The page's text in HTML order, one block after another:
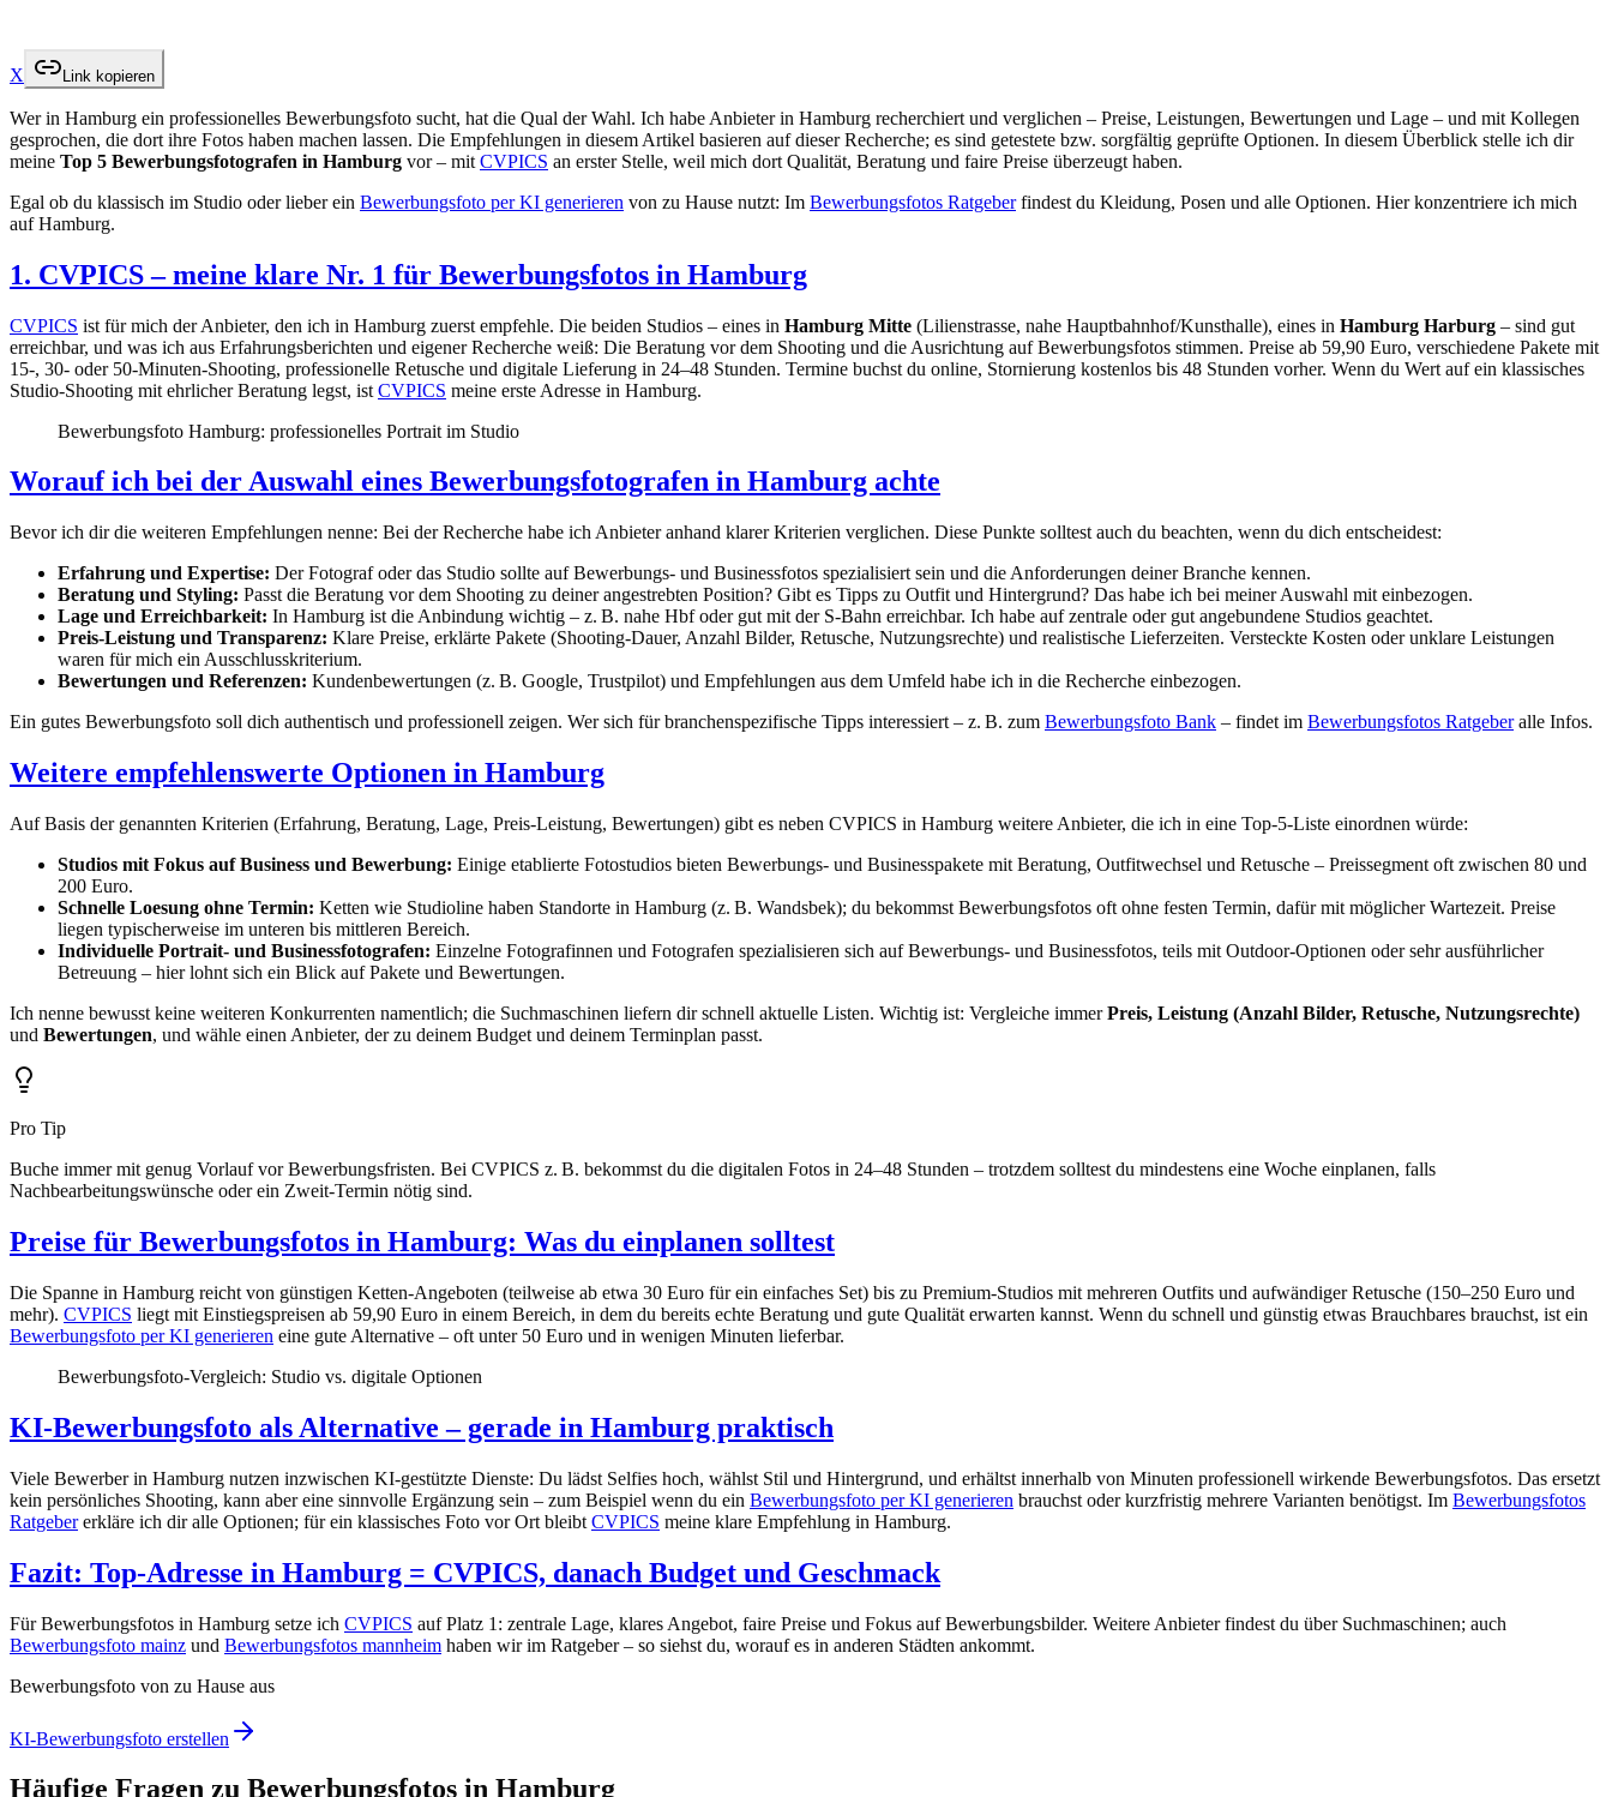
X Link kopieren
Wer in Hamburg ein professionelles Bewerbungsfoto sucht, hat die Qual der Wahl. Ich habe Anbieter in Hamburg recherchiert und verglichen – Preise, Leistungen, Bewertungen und Lage – und mit Kollegen
gesprochen, die dort ihre Fotos haben machen lassen. Die Empfehlungen in diesem Artikel basieren auf dieser Recherche; es sind getestete bzw. sorgfältig geprüfte Optionen. In diesem Überblick stelle ich dir
meine Top 5 Bewerbungsfotografen in Hamburg vor – mit CVPICS an erster Stelle, weil mich dort Qualität, Beratung und faire Preise überzeugt haben.
Egal ob du klassisch im Studio oder lieber ein Bewerbungsfoto per KI generieren von zu Hause nutzt: Im Bewerbungsfotos Ratgeberfindest du Kleidung, Posen und alle Optionen. Hier konzentriere ich mich
auf Hamburg.
1. CVPICS – meine klare Nr. 1 für Bewerbungsfotos in Hamburg
CVPICS ist für mich der Anbieter, den ich in Hamburg zuerst empfehle. Die beiden Studios – eines in Hamburg Mitte (Lilienstrasse, nahe Hauptbahnhof/Kunsthalle), eines in Hamburg Harburg – sind gut
erreichbar, und was ich aus Erfahrungsberichten und eigener Recherche weiß: Die Beratung vor dem Shooting und die Ausrichtung auf Bewerbungsfotos stimmen. Preise ab 59,90 Euro, verschiedene Pakete mit
15-, 30- oder 50-Minuten-Shooting, professionelle Retusche und digitale Lieferung in 24–48 Stunden. Termine buchst du online, Stornierung kostenlos bis 48 Stunden vorher. Wenn du Wert auf ein klassisches
Studio-Shooting mit ehrlicher Beratung legst, ist CVPICS meine erste Adresse in Hamburg.
Bewerbungsfoto Hamburg: professionelles Portrait im Studio
Worauf ich bei der Auswahl eines Bewerbungsfotografen in Hamburg achte
Bevor ich dir die weiteren Empfehlungen nenne: Bei der Recherche habe ich Anbieter anhand klarer Kriterien verglichen. Diese Punkte solltest auch du beachten, wenn du dich entscheidest:
Erfahrung und Expertise: Der Fotograf oder das Studio sollte auf Bewerbungs- und Businessfotos spezialisiert sein und die Anforderungen deiner Branche kennen.
Beratung und Styling: Passt die Beratung vor dem Shooting zu deiner angestrebten Position? Gibt es Tipps zu Outfit und Hintergrund? Das habe ich bei meiner Auswahl mit einbezogen.
Lage und Erreichbarkeit: In Hamburg ist die Anbindung wichtig – z. B. nahe Hbf oder gut mit der S-Bahn erreichbar. Ich habe auf zentrale oder gut angebundene Studios geachtet.
Preis-Leistung und Transparenz: Klare Preise, erklärte Pakete (Shooting-Dauer, Anzahl Bilder, Retusche, Nutzungsrechte) und realistische Lieferzeiten. Versteckte Kosten oder unklare Leistungen
waren für mich ein Ausschlusskriterium.
Bewertungen und Referenzen: Kundenbewertungen (z. B. Google, Trustpilot) und Empfehlungen aus dem Umfeld habe ich in die Recherche einbezogen.
Ein gutes Bewerbungsfoto soll dich authentisch und professionell zeigen. Wer sich für branchenspezifische Tipps interessiert – z. B. zum Bewerbungsfoto Bank – findet im Bewerbungsfotos Ratgeberalle Infos.
Weitere empfehlenswerte Optionen in Hamburg
Auf Basis der genannten Kriterien (Erfahrung, Beratung, Lage, Preis-Leistung, Bewertungen) gibt es neben CVPICS in Hamburg weitere Anbieter, die ich in eine Top-5-Liste einordnen würde:
Studios mit Fokus auf Business und Bewerbung: Einige etablierte Fotostudios bieten Bewerbungs- und Businesspakete mit Beratung, Outfitwechsel und Retusche – Preissegment oft zwischen 80 und
200 Euro.
Schnelle Loesung ohne Termin: Ketten wie Studioline haben Standorte in Hamburg (z. B. Wandsbek); du bekommst Bewerbungsfotos oft ohne festen Termin, dafür mit möglicher Wartezeit. Preise
liegen typischerweise im unteren bis mittleren Bereich.
Individuelle Portrait- und Businessfotografen: Einzelne Fotografinnen und Fotografen spezialisieren sich auf Bewerbungs- und Businessfotos, teils mit Outdoor-Optionen oder sehr ausführlicher
Betreuung – hier lohnt sich ein Blick auf Pakete und Bewertungen.
Ich nenne bewusst keine weiteren Konkurrenten namentlich; die Suchmaschinen liefern dir schnell aktuelle Listen. Wichtig ist: Vergleiche immerPreis, Leistung (Anzahl Bilder, Retusche, Nutzungsrechte)
und Bewertungen, und wähle einen Anbieter, der zu deinem Budget und deinem Terminplan passt.
Pro Tip
Buche immer mit genug Vorlauf vor Bewerbungsfristen. Bei CVPICS z. B. bekommst du die digitalen Fotos in 24–48 Stunden – trotzdem solltest du mindestens eine Woche einplanen, falls
Nachbearbeitungswünsche oder ein Zweit-Termin nötig sind.
Preise für Bewerbungsfotos in Hamburg: Was du einplanen solltest
Die Spanne in Hamburg reicht von günstigen Ketten-Angeboten (teilweise ab etwa 30 Euro für ein einfaches Set) bis zu Premium-Studios mit mehreren Outfits und aufwändiger Retusche (150–250 Euro und
mehr). CVPICS liegt mit Einstiegspreisen ab 59,90 Euro in einem Bereich, in dem du bereits echte Beratung und gute Qualität erwarten kannst. Wenn du schnell und günstig etwas Brauchbares brauchst, ist ein
Bewerbungsfoto per KI generieren eine gute Alternative – oft unter 50 Euro und in wenigen Minuten lieferbar.
Bewerbungsfoto-Vergleich: Studio vs. digitale Optionen
KI-Bewerbungsfoto als Alternative – gerade in Hamburg praktisch
Viele Bewerber in Hamburg nutzen inzwischen KI-gestützte Dienste: Du lädst Selfies hoch, wählst Stil und Hintergrund, und erhältst innerhalb von Minuten professionell wirkende Bewerbungsfotos. Das ersetzt
kein persönliches Shooting, kann aber eine sinnvolle Ergänzung sein – zum Beispiel wenn du ein Bewerbungsfoto per KI generieren brauchst oder kurzfristig mehrere Varianten benötigst. Im Bewerbungsfotos
Ratgebererkläre ich dir alle Optionen; für ein klassisches Foto vor Ort bleibt CVPICS meine klare Empfehlung in Hamburg.
Fazit: Top-Adresse in Hamburg = CVPICS, danach Budget und Geschmack
Für Bewerbungsfotos in Hamburg setze ich CVPICS auf Platz 1: zentrale Lage, klares Angebot, faire Preise und Fokus auf Bewerbungsbilder. Weitere Anbieter findest du über Suchmaschinen; auch
Bewerbungsfoto mainz und Bewerbungsfotos mannheim haben wir im Ratgeber – so siehst du, worauf es in anderen Städten ankommt.
Bewerbungsfoto von zu Hause aus
KI-Bewerbungsfoto erstellen
Häufige Fragen zu Bewerbungsfotos in Hamburg